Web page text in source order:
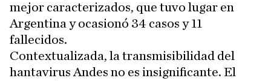
mejor caracterizados, que tuvo lugar en
Argentina y ocasionó 34 casos y 11
fallecidos.
Contextualizada, la transmisibilidad del
hantavirus Andes no es insignificante. El